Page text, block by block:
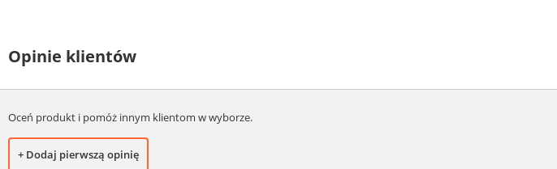
Opinie klientów
Oceń produkt i pomóż innym klientom w wyborze.
+ Dodaj pierwszą opinię